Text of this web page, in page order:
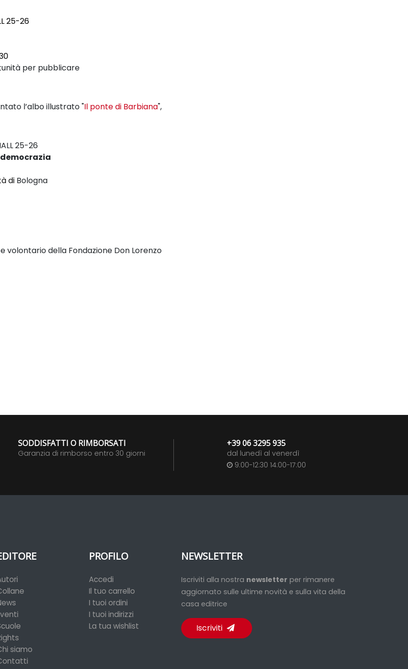
25-26
per pubblicare
l’albo illustrato"Il ponte di Barbiana",
25-26
democrazia
di Bologna
volontario della Fondazione Don Lorenzo
SODDISFATTI O RIMBORSATI
Garanzia di rimborso entro 30 giorni
+39 06 3295 935
dal lunedì al venerdì
9:00-12:30 14:00-17:00
siamo
PROFILO
Accedi
Il tuo carrello
I tuoi ordini
I tuoi indirizzi
La tua wishlist
NEWSLETTER
Iscriviti alla nostra newsletter per rimanere
aggiornato sulle ultime novità e sulla vita della
casa editrice
Iscriviti